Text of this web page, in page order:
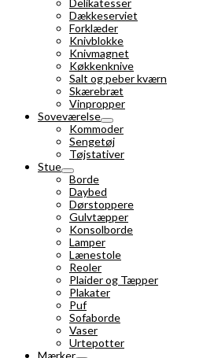
Delikatesser
Dækkeserviet
Forklæder
Knivblokke
Knivmagnet
Køkkenknive
Salt og peber kværn
Skærebræt
Vinpropper
Soveværelse
Kommoder
Sengetøj
Tøjstativer
Stue
Borde
Daybed
Dørstoppere
Gulvtæpper
Konsolborde
Lamper
Lænestole
Reoler
Plaider og Tæpper
Plakater
Puf
Sofaborde
Vaser
Urtepotter
Mærker